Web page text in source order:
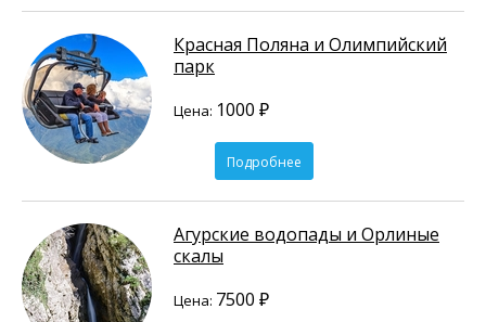
Красная Поляна и Олимпийский
парк
Цена: 1000 ₽
Подробнее
Агурские водопады и Орлиные
скалы
Цена: 7500 ₽